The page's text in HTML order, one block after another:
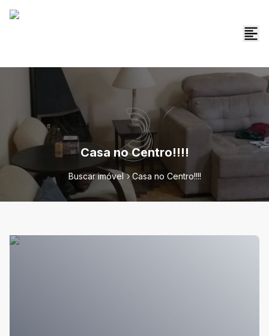
Casa no Centro!!!!
Buscar imóvel Casa no Centro!!!!